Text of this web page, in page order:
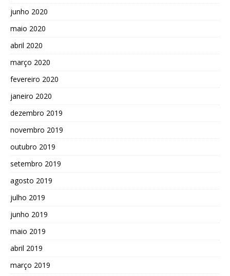
junho 2020
maio 2020
abril 2020
março 2020
fevereiro 2020
janeiro 2020
dezembro 2019
novembro 2019
outubro 2019
setembro 2019
agosto 2019
julho 2019
junho 2019
maio 2019
abril 2019
março 2019